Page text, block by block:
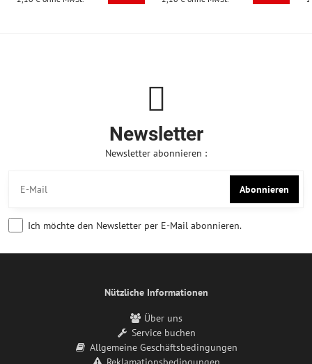
Newsletter
Newsletter abonnieren :
Abonnieren
Ich möchte den Newsletter per E-Mail abonnieren.
Nützliche Informationen
Über uns
Service buchen
Allgemeine Geschäftsbedingungen